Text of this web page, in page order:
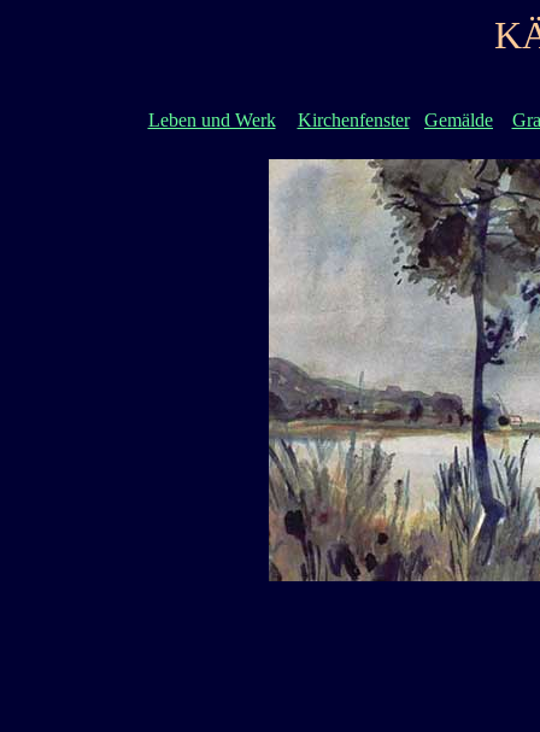
Leben und Werk Kirchenfenster Gemälde